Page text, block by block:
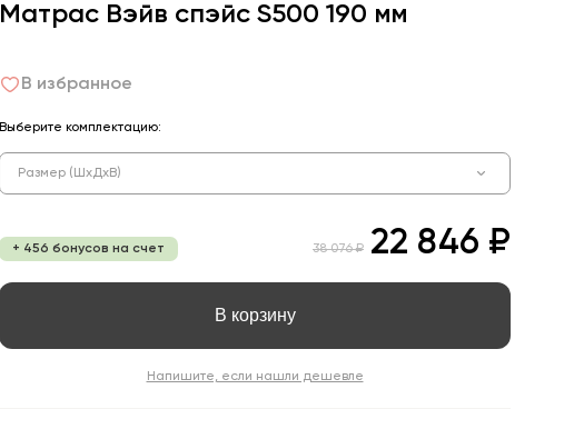
Матрас Вэйв спэйс S500 190 мм
В избранное
Выберите комплектацию:
Размер (ШхДхВ)
+ 456 бонусов на счет 38 076 ₽ 22 846 ₽
В корзину
Напишите, если нашли дешевле